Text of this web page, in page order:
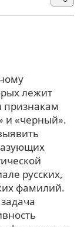
лежит
и «черный».
русских,
фамилий.